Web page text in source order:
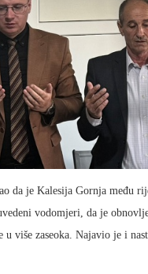
da je Kalesija Gornja među
vodomjeri, da je
više zaseoka. Najavio je i